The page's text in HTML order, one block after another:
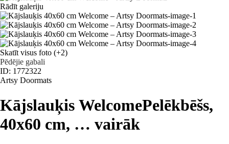
Rādīt galeriju
Skatīt visus foto (+2)
Pēdējie gabali
ID: 1772322
Artsy Doormats
Kājslauķis WelcomePelēkbēšs,
40x60 cm, … vairāk